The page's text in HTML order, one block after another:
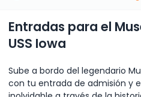
Entradas para el
USS Iowa
Sube a bordo del legendario
con tu entrada de admisión y